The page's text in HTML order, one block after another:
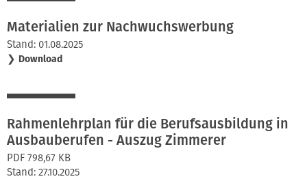
Materialien zur Nachwuchswerbung
Stand: 01.08.2025
❯ Download
Rahmenlehrplan für die Berufsausbildung in
Ausbauberufen - Auszug Zimmerer
PDF 798,67 KB
Stand: 27.10.2025